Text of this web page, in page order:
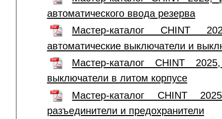
автоматического ввода резерва
Мастер-каталог CHINT
автоматические выключатели и
Мастер-каталог CHINT
выключатели в литом корпусе
Мастер-каталог CHINT
разъединители и предохранители